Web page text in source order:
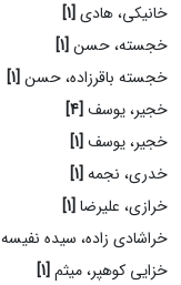
خانیکی، هادی [1]
خجسته، حسن [1]
خجسته باقرزاده، حسن [1]
خجیر، یوسف [4]
خجیر، یوسف [1]
خدری، نجمه [1]
خرازی، علیرضا [1]
خراشادی زاده، سیده نفیسه
خزایی کوهپر، میثم [1]